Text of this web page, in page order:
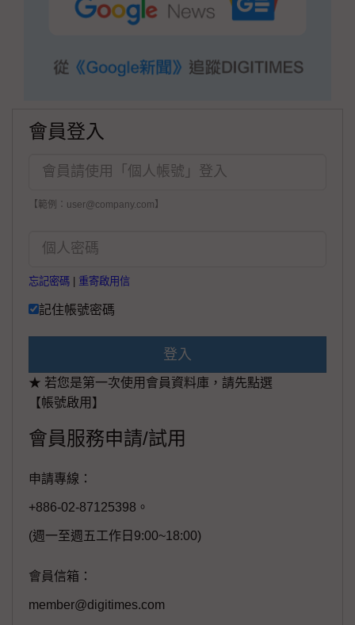
會員登入
【範例：user@company.com】
忘記密碼 重寄啟用信
記住帳號密碼
登入
★ 若您是第一次使用會員資料庫，請先點選
【帳號啟用】
會員服務申請/試用
申請專線：
+886-02-87125398。
(週一至週五工作日9:00~18:00)
會員信箱：
member@digitimes.com